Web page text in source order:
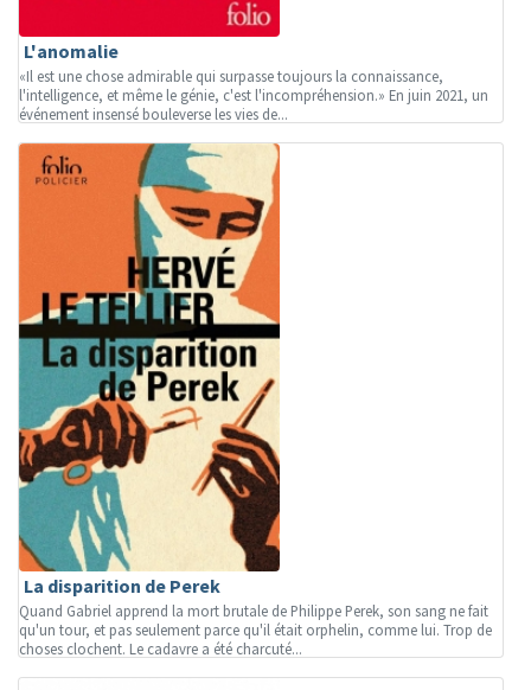
L'anomalie
«Il est une chose admirable qui surpasse toujours la connaissance,
l'intelligence, et même le génie, c'est l'incompréhension.» En juin 2021, un
événement insensé bouleverse les vies de...
La disparition de Perek
Quand Gabriel apprend la mort brutale de Philippe Perek, son sang ne fait
qu'un tour, et pas seulement parce qu'il était orphelin, comme lui. Trop de
choses clochent. Le cadavre a été charcuté...